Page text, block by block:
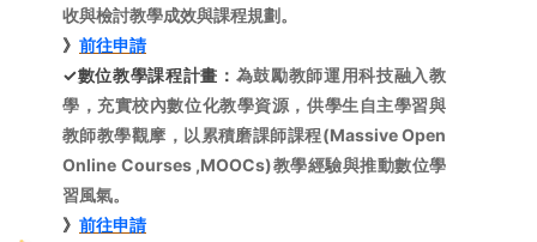
收與檢討教學成效與課程規劃。
》 前往申請
✓數位教學課程計畫： 為鼓勵教師運用科技融入教
學，充實校內數位化教學資源，供學生自主學習與
教師教學觀摩，以累積磨課師課程(Massive Open
Online Courses ,MOOCs)教學經驗與推動數位學
習風氣。
》 前往申請